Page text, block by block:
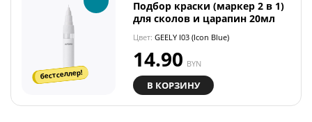
бестселлер!
Подбор краски (маркер 2 в 1)
для сколов и царапин 20мл
Цвет: GEELY I03 (Icon Blue)
14.90 BYN
В КОРЗИНУ